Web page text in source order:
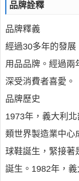
品牌詮釋
品牌釋義
經過30多年的發
用品品牌。經過兩
深受消費者喜愛。
品牌歷史
1973年，義大利
類世界製造業中心
球鞋誕生，緊接著
誕生。1982年，